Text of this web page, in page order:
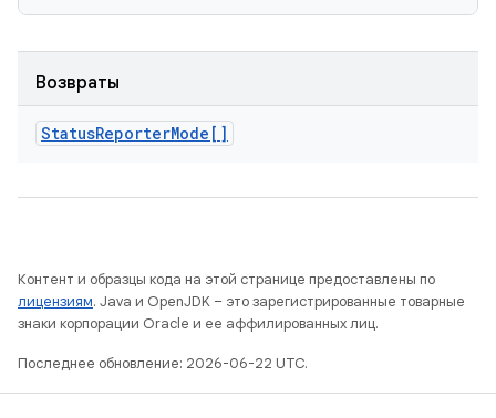
Возвраты
StatusReporterMode[]
Контент и образцы кода на этой странице предоставлены по
лицензиям. Java и OpenJDK – это зарегистрированные товарные
знаки корпорации Oracle и ее аффилированных лиц.
Последнее обновление: 2026-06-22 UTC.